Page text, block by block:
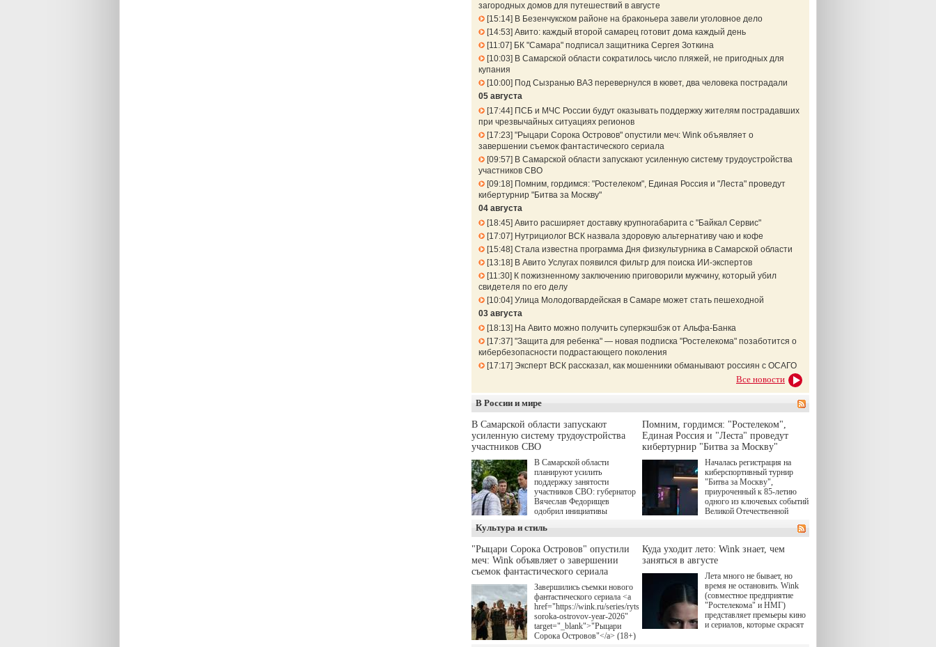
загородных домов для путешествий в августе
15:14 В Безенчукском районе на браконьера завели уголовное дело
14:53 Авито: каждый второй самарец готовит дома каждый день
11:07
БК "Самара" подписал защитника Сергея Зоткина
10:03
В Самарской области сократилось число пляжей, не пригодных для
купания
10:00 Под Сызранью ВАЗ перевернулся в кювет, два человека пострадали
05 августа
17:44 ПСБ и МЧС России будут оказывать поддержку жителям пострадавших
при чрезвычайных ситуациях регионов
17:23 "Рыцари Сорока Островов" опустили меч: Wink объявляет о
завершении съемок фантастического сериала
09:57
В Самарской области запускают усиленную систему трудоустройства
участников СВО
09:18 Помним, гордимся: "Ростелеком", Единая Россия и "Леста" проведут
кибертурнир "Битва за Москву"
04 августа
18:45 Авито расширяет доставку крупногабарита с "Байкал Сервис"
17:07
Нутрициолог ВСК назвала здоровую альтернативу чаю и кофе
15:48 Стала известна программа Дня физкультурника в Самарской области
13:18 В Авито Услугах появился фильтр для поиска ИИ-экспертов
11:30 К пожизненному заключению приговорили мужчину, который убил
свидетеля по его делу
10:04 Улица Молодогвардейская в Самаре может стать пешеходной
03 августа
18:13
На Авито можно получить суперкэшбэк от Альфа-Банка
17:37 "Защита для ребенка" — новая подписка "Ростелекома" позаботится о
кибербезопасности подрастающего поколения
17:17 Эксперт ВСК рассказал, как мошенники обманывают россиян с ОСАГО
Все новости
В России и мире
В Самарской области запускают
усиленную систему трудоустройства
участников СВО
В Самарской области
планируют усилить
поддержку занятости
участников СВО: губернатор
Вячеслав Федорищев
одобрил инициативы
Губернской Думы
направленные на
трудоустройство и более
спокойную адаптацию к
мирной жизни.
Помним, гордимся: "Ростелеком",
Единая Россия и "Леста" проведут
кибертурнир "Битва за Москву"
Началась регистрация на
киберспортивный турнир
"Битва за Москву",
приуроченный к 85-летию
одного из ключевых событий
Великой Отечественной
соревнования по онлайн-игре
"Ростелеком", партия
"Единая Россия", игровая
Победы.
Культура и стиль
"Рыцари Сорока Островов" опустили
меч: Wink объявляет о завершении
съемок фантастического сериала
Завершились съемки нового
фантастического сериала <a
href="https://wink.ru/series/rytsari-
soroka-ostrovov-year-2026"
target="_blank">"Рыцари
Сорока Островов"</a> (18+)
Куда уходит лето: Wink знает, чем
заняться в августе
Лета много не бывает, но
время не остановить. Wink
(совместное предприятие
"Ростелекома" и НМГ)
представляет премьеры кино
и сериалов, которые скрасят